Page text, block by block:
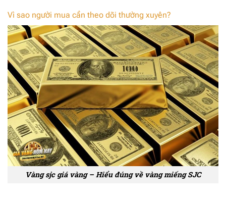
Vì sao người mua cần theo dõi thường xuyên?
Vàng sjc giá vàng – Hiểu đúng về vàng miếng SJC